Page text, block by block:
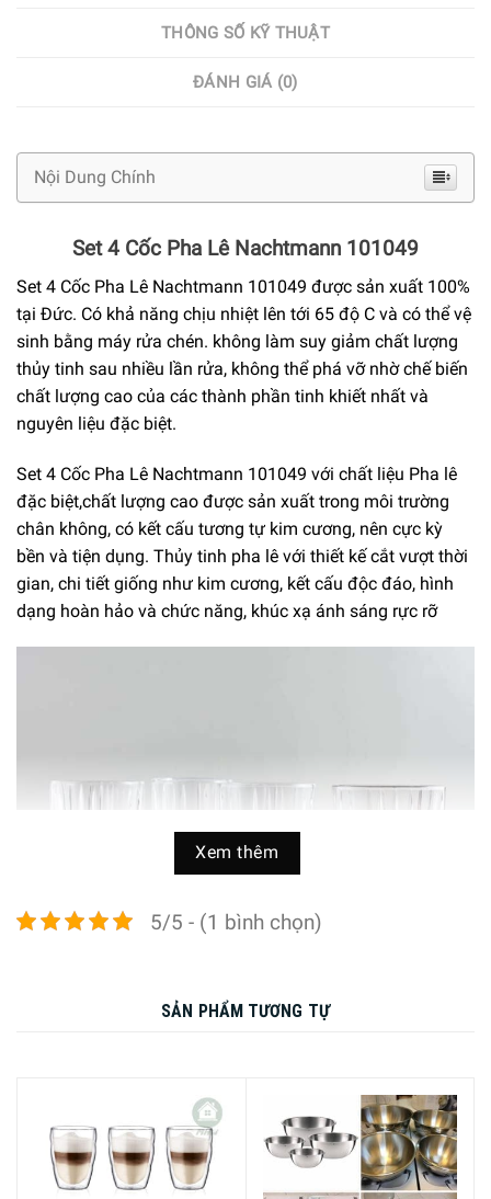
THÔNG SỐ KỸ THUẬT
ĐÁNH GIÁ (0)
Nội Dung Chính
Set 4 Cốc Pha Lê Nachtmann 101049
Set 4 Cốc Pha Lê Nachtmann 101049 được sản xuất 100%
tại Đức. Có khả năng chịu nhiệt lên tới 65 độ C và có thể vệ
sinh bằng máy rửa chén. không làm suy giảm chất lượng
thủy tinh sau nhiều lần rửa, không thể phá vỡ nhờ chế biến
chất lượng cao của các thành phần tinh khiết nhất và
nguyên liệu đặc biệt.
Set 4 Cốc Pha Lê Nachtmann 101049 với chất liệu Pha lê
đặc biệt,chất lượng cao được sản xuất trong môi trường
chân không, có kết cấu tương tự kim cương, nên cực kỳ
bền và tiện dụng. Thủy tinh pha lê với thiết kế cắt vượt thời
gian, chi tiết giống như kim cương, kết cấu độc đáo, hình
dạng hoàn hảo và chức năng, khúc xạ ánh sáng rực rỡ
Nachtmann 101049 với thành phần chủ yếu là hợp chất
silica (được tìm thấy trong tự nhiên ở cát) và Bari oxit: là
Xem thêm
5/5 - (1 bình chọn)
SẢN PHẨM TƯƠNG TỰ